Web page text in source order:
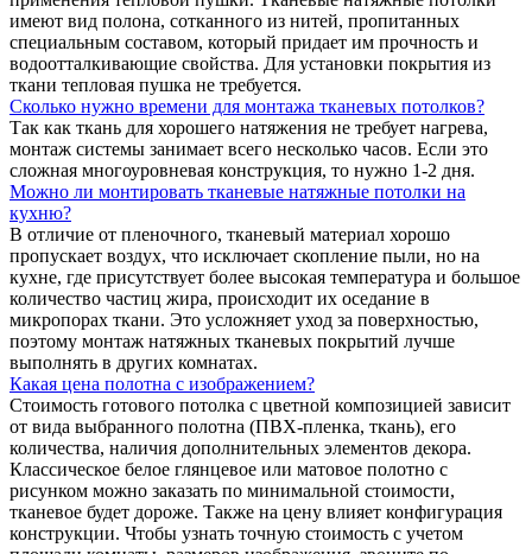
имеют вид полона, сотканного из нитей, пропитанных
специальным составом, который придает им прочность и
водоотталкивающие свойства. Для установки покрытия из
ткани тепловая пушка не требуется.
Сколько нужно времени для монтажа тканевых потолков?
Так как ткань для хорошего натяжения не требует нагрева,
монтаж системы занимает всего несколько часов. Если это
сложная многоуровневая конструкция, то нужно 1-2 дня.
Можно ли монтировать тканевые натяжные потолки на
кухню?
В отличие от пленочного, тканевый материал хорошо
пропускает воздух, что исключает скопление пыли, но на
кухне, где присутствует более высокая температура и большое
количество частиц жира, происходит их оседание в
микропорах ткани. Это усложняет уход за поверхностью,
поэтому монтаж натяжных тканевых покрытий лучше
выполнять в других комнатах.
Какая цена полотна с изображением?
Стоимость готового потолка с цветной композицией зависит
от вида выбранного полотна (ПВХ-пленка, ткань), его
количества, наличия дополнительных элементов декора.
Классическое белое глянцевое или матовое полотно с
рисунком можно заказать по минимальной стоимости,
тканевое будет дороже. Также на цену влияет конфигурация
конструкции. Чтобы узнать точную стоимость с учетом